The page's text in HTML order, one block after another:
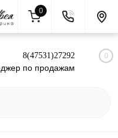
Вход Регистрация
8(47531)27292
по продажам
0
0